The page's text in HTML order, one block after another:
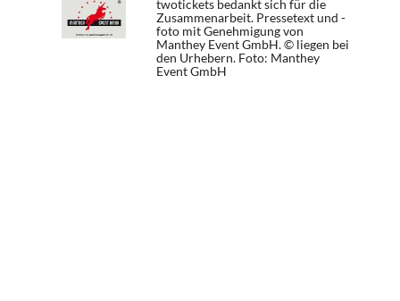
twotickets bedankt sich für die
Zusammenarbeit. Pressetext und -
foto mit Genehmigung von
Manthey Event GmbH. © liegen bei
den Urhebern. Foto: Manthey
Event GmbH